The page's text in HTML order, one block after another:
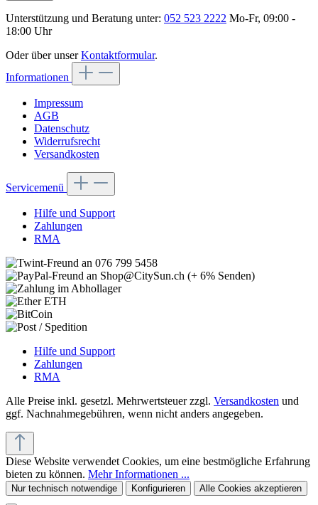
Unterstützung und Beratung unter: 052 523 2222 Mo-Fr, 09:00 -
18:00 Uhr
Oder über unserKontaktformular.
Informationen
Impressum
AGB
Datenschutz
Widerrufsrecht
Versandkosten
Servicemenü
Hilfe und Support
Zahlungen
RMA
Hilfe und Support
Zahlungen
RMA
Alle Preise inkl. gesetzl. Mehrwertsteuer zzgl. Versandkosten und
ggf. Nachnahmegebühren, wenn nicht anders angegeben.
Diese Website verwendet Cookies, um eine bestmögliche Erfahrung
bieten zu können. Mehr Informationen ...
Nur technisch notwendige Konfigurieren Alle Cookies akzeptieren